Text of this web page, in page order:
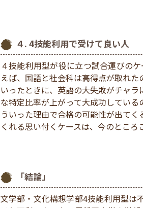
４. 4技能利用で受けて良い人
４技能利用型が役に立つ試合運びの
えば、国語と社会科は高得点が取れ
いったときに、英語の大失敗がチャ
な特定比率が上がって大成功してい
ういった理由で合格の可能性が出て
くれる思い付くケースは、今のところ
「結論」
文学部・文化構想学部4技能利用型は